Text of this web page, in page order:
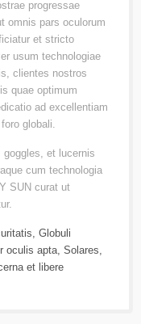
progressae
omnis pars oculorum
et stricto
usum technologiae
clientes nostros
quae optimum
ad excellentiam
globali.
goggles, et lucernis
cum technologia
SUN curat ut
, Globuli
oculis apta, Solares,
et libere